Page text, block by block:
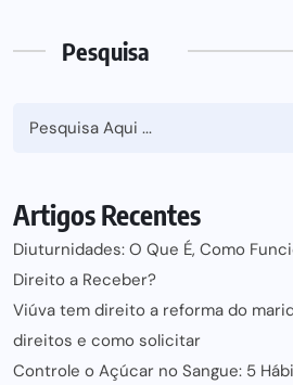
Pesquisa
Artigos Recentes
Diuturnidades: O Que É, Como
Direito a Receber?
Viúva tem direito a reforma do
direitos e como solicitar
Controle o Açúcar no Sangue: 5